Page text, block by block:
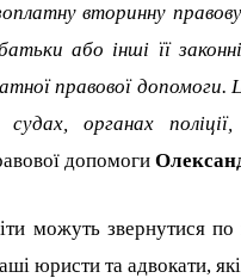
вторинну
або інші її
правової
органах поліції,
допомоги
можуть звернутися по
юристи та адвокати,